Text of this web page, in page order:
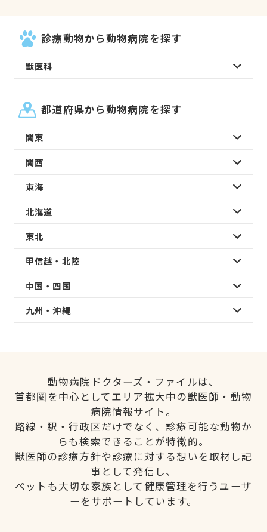
診療動物から動物病院を探す
獣医科
都道府県から動物病院を探す
関東
関西
東海
北海道
東北
甲信越・北陸
中国・四国
九州・沖縄
動物病院ドクターズ・ファイルは、
首都圏を中心としてエリア拡大中の獣医師・動物
病院情報サイト。
路線・駅・行政区だけでなく、診療可能な動物か
らも検索できることが特徴的。
獣医師の診療方針や診療に対する想いを取材し記
事として発信し、
ペットも大切な家族として健康管理を行うユーザ
ーをサポートしています。